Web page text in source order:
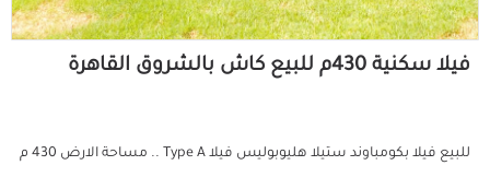
فيلا سكنية 430م للبيع كاش بالشروق القاهرة
للبيع فيلا بكومباوند ستيلا هليوبوليس فيلا Type A .. مساحة الارض 430 م